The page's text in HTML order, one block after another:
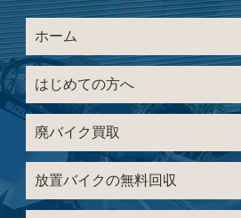
ホーム
はじめての方へ
廃バイク買取
放置バイクの無料回収